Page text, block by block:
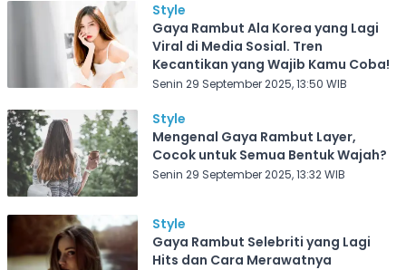
Style
Gaya Rambut Ala Korea yang Lagi
Viral di Media Sosial. Tren
Kecantikan yang Wajib Kamu Coba!
Senin 29 September 2025, 13:50 WIB
Style
Mengenal Gaya Rambut Layer,
Cocok untuk Semua Bentuk Wajah?
Senin 29 September 2025, 13:32 WIB
Style
Gaya Rambut Selebriti yang Lagi
Hits dan Cara Merawatnya